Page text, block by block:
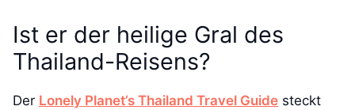
Ist er der heilige Gral des
Thailand-Reisens?
Der Lonely Planet’s Thailand Travel Guide steckt